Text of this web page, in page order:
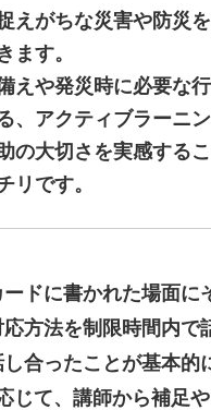
がちな災害や防災
す。
や発災時に必要な
アクティブラーニン
大切さを実感する
です。
ドに書かれた場面に
方法を制限時間内で
合ったことが基本的
じて、講師から補足